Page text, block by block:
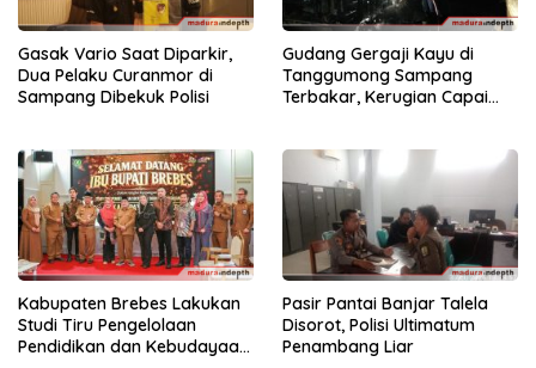
Gasak Vario Saat Diparkir,
Dua Pelaku Curanmor di
Sampang Dibekuk Polisi
Gudang Gergaji Kayu di
Tanggumong Sampang
Terbakar, Kerugian Capai
Kabupaten Brebes Lakukan
Studi Tiru Pengelolaan
Pendidikan dan Kebudayaan
Pasir Pantai Banjar Talela
Disorot, Polisi Ultimatum
Penambang Liar